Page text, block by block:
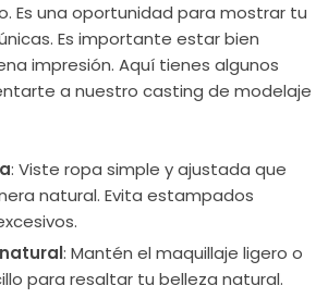
Es una oportunidad para mostrar tu
Es importante estar bien
impresión. Aquí tienes algunos
a nuestro casting de modelaje
: Viste ropa simple y ajustada que
natural. Evita estampados
: Mantén el maquillaje ligero o
para resaltar tu belleza natural.